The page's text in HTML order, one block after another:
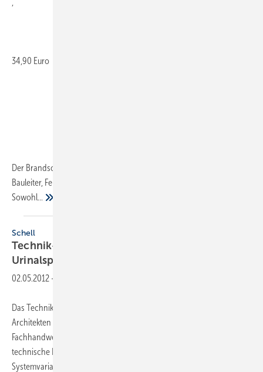
34,90 Euro
Der Brandschutz-Wegweiser richtet sich an Brandschutzplaner,
Bauleiter, Feuerwehren, Facility Manager und Brandschutzbeauftragte.
Sowohl...
Schell
Technik-Handbuch WC- und
Urinalspülsysteme
02.05.2012 -
Das Technik-Handbuch WC- und Urinalspülsysteme unterstützt
Architekten und Fach­planer bei der Konzeption sowie Profis des
Fachhandwerks bei der Ausführung. Auf 108 Seiten bietet der
technische Ratgeber viel Wissenswertes zu Funktionsweise,
Systemvarianten und Sonderlösungen.